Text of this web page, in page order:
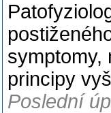
symptomy,
principy
Poslední